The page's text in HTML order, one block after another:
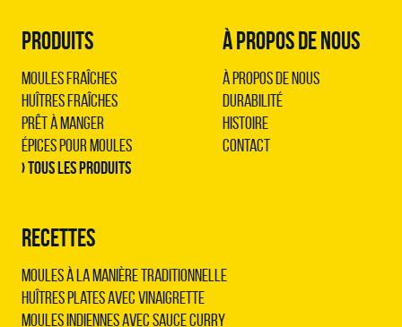
PRODUITS
Moules Fraîches
Huîtres Fraîches
Prêt à Manger
Épices pour Moules
› Tous les produits
RECETTES
Moules à la manière traditionnelle
Huîtres plates avec vinaigrette
Moules indiennes avec sauce curry
À PROPOS DE NOUS
À propos de nous
Durabilité
Histoire
Contact